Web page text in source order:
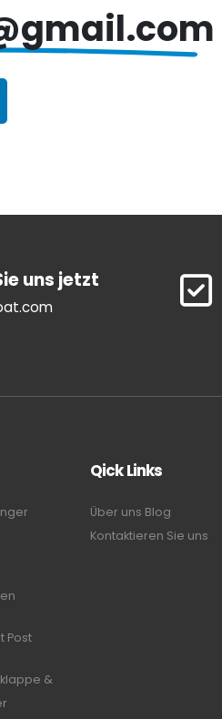
uns jetzt
Post
&
Qick Links
Über uns Blog
Kontaktieren Sie uns